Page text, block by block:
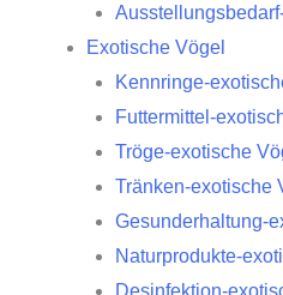
Exotische Vögel
Kennringe-
Futtermittel-
Tröge-exotische
Tränken-exotische
Gesunderhaltung-
Naturprodukte-
Desinfektion-